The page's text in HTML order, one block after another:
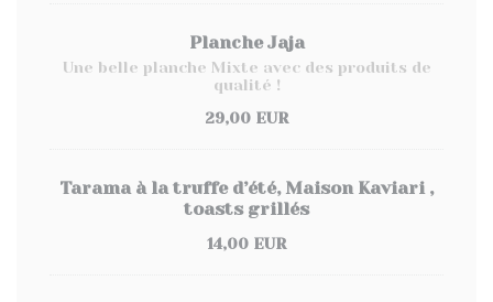
Planche Jaja
Une belle planche Mixte avec des produits de
qualité !
29,00 EUR
Tarama à la truffe d’été, Maison Kaviari ,
toasts grillés
14,00 EUR